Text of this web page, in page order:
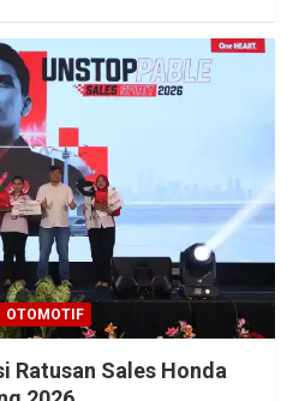
OTOMOTIF
Ratusan Sales Honda